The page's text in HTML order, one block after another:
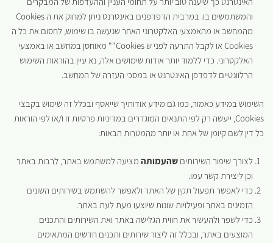
והמשתמשים בו. במרבית הדפדפנים באינטרנט ניתן למחוק את ה Cookies
מהמחשב או מהאמצעי האלקטרוני האחר שנעשה בו שימוש, לחסום את כל ה
Cookies או לקבל התרעה לפני ש Cookies"" מאוחסן במחשב או באמצעי
האלקטרוני. כדי ללמוד יותר אודות שימושים אלה, נא עיין בהוראות השימוש
הרלוונטיים לדפדפן האינטרנט או במסכי העזרה של המחשב.
השימוש במידע כאמור, כמו גם מידע אודותיך שייאסף ובכלל זה שימוש בקבצי
Cookies, ייעשה רק לפי התנאים המוגדרים במדיניות פרטיות זו ו/או לפי הוראות
כל דין לשם קיומן של אחת או יותר מהמטרות הבאות:
לצורך שיפור השירותים שהעמותה מציעה למשתמש באתר, לרבות באתר
וכן ליצירת קשר עמו.
כדי לאפשר תפעול תקין של האתר ולאפשר להשתמש בשירותים השונים
הזמינים באתר ופעילויות שונות שיוצעו מעת לעת באתר.
כדי לשפר ולהעשיר את חווית הגלישה באתר ואת השירותים והתכנים
המוצעים באתר, ובכלל זה ליצור שירותים ותכנים חדשים המתאימים